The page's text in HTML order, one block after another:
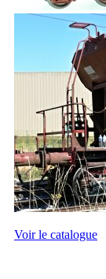
Voir le catalogue